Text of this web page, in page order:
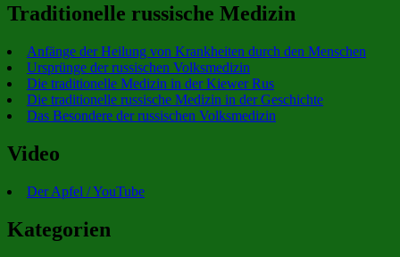
Traditionelle russische Medizin
Anfänge der Heilung von Krankheiten durch den Menschen
Ursprünge der russischen Volksmedizin
Die traditionelle Medizin in der Kiewer Rus
Die traditionelle russische Medizin in der Geschichte
Das Besondere der russischen Volksmedizin
Video
Der Apfel / YouTube
Kategorien